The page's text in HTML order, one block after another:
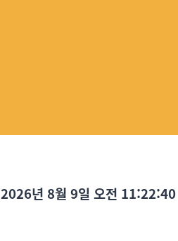
2026년 8월 9일 오전 11:22:41